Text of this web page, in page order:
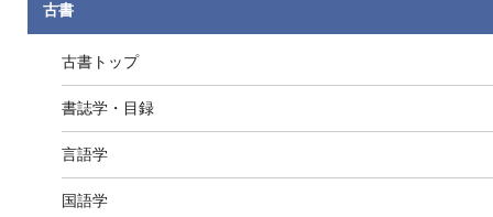
古書
古書トップ
書誌学・目録
言語学
国語学